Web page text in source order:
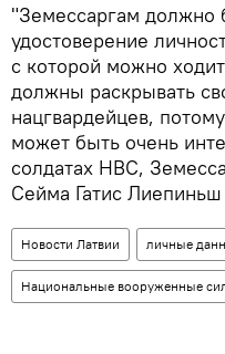
"Земессаргам должно
удостоверение
с которой можно
должны раскрывать
нацгвардейцев,
может быть очень
солдатах НВС,
Сейма Гатис
Новости Латвии личные
Национальные вооруженные